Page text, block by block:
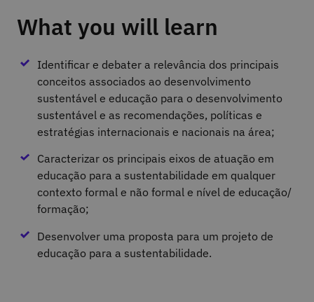
What you will learn
Identificar e debater a relevância dos principais
conceitos associados ao desenvolvimento
sustentável e educação para o desenvolvimento
sustentável e as recomendações, políticas e
estratégias internacionais e nacionais na área;
Caracterizar os principais eixos de atuação em
educação para a sustentabilidade em qualquer
contexto formal e não formal e nível de educação/
formação;
Desenvolver uma proposta para um projeto de
educação para a sustentabilidade.